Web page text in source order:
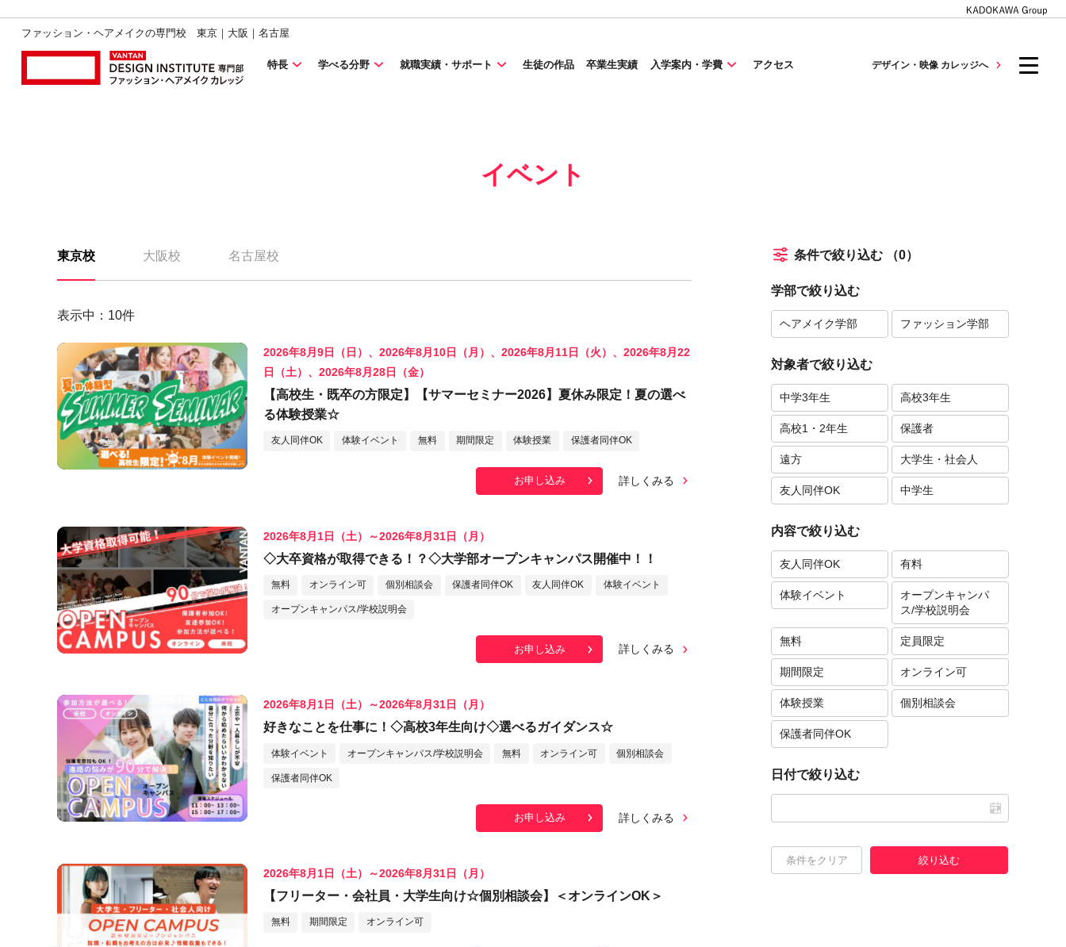
ファッション・ヘアメイクの専門校 東京｜大阪｜名古屋
特長 学べる分野 就職実績・サポート 生徒の作品 卒業生実績 入学案内・学費 アクセス デザイン・映像 カレッジへ
イベント
東京校 大阪校 名古屋校
表示中： 10件
2026年8月9日（日）、2026年8月10日（月）、2026年8月11日（火）、2026年8月22
日（土）、2026年8月28日（金）
【高校生・既卒の方限定】【サマーセミナー2026】夏休み限定！夏の選べ
る体験授業☆
友人同伴OK 体験イベント 無料 期間限定 体験授業 保護者同伴OK
お申し込み 詳しくみる
2026年8月1日（土）～2026年8月31日（月）
◇大卒資格が取得できる！？◇大学部オープンキャンパス開催中！！
無料 オンライン可 個別相談会 保護者同伴OK 友人同伴OK 体験イベント
オープンキャンパス/学校説明会
お申し込み 詳しくみる
2026年8月1日（土）～2026年8月31日（月）
好きなことを仕事に！◇高校3年生向け◇選べるガイダンス☆
体験イベント オープンキャンパス/学校説明会 無料 オンライン可 個別相談会
保護者同伴OK
お申し込み 詳しくみる
2026年8月1日（土）～2026年8月31日（月）
【フリーター・会社員・大学生向け☆個別相談会】＜オンラインOK＞
無料 期間限定 オンライン可
条件で絞り込む （0）
学部で絞り込む
ヘアメイク学部 ファッション学部
対象者で絞り込む
中学3年生 高校3年生
高校1・2年生 保護者
遠方 大学生・社会人
友人同伴OK 中学生
内容で絞り込む
友人同伴OK 有料
体験イベント
オープンキャンパ
ス/学校説明会
無料 定員限定
期間限定 オンライン可
体験授業 個別相談会
保護者同伴OK
日付で絞り込む
条件をクリア 絞り込む